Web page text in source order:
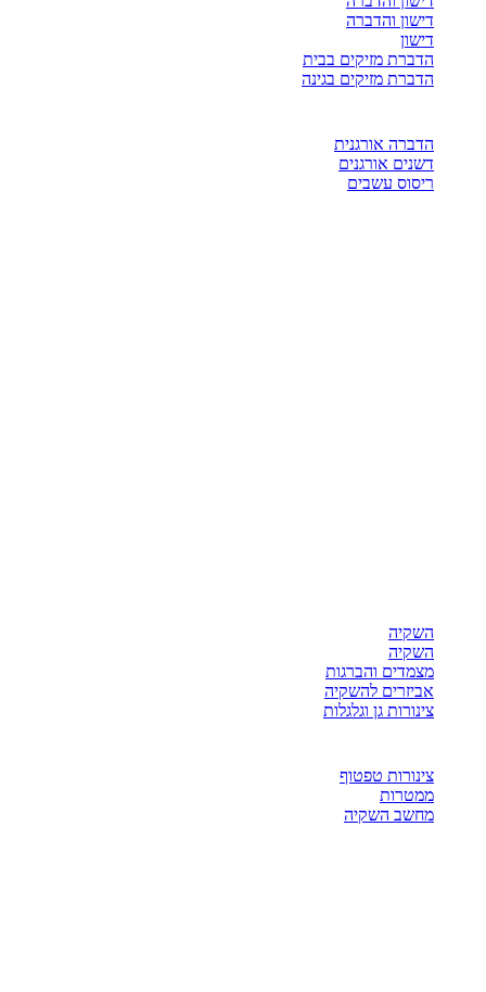
דישון והדברה
דישון
הדברת מזיקים בבית
הדברת מזיקים בגינה
הדברה אורגנית
דשנים אורגנים
ריסוס עשבים
השקיה
השקיה
מצמדים והברגות
אביזרים להשקיה
צינורות גן וגלגלות
צינורות טפטוף
ממטרות
מחשב השקיה